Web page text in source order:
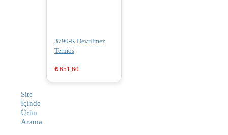
3790-K Devrilmez
Termos
₺ 651,60
Site
İçinde
Ürün
Arama